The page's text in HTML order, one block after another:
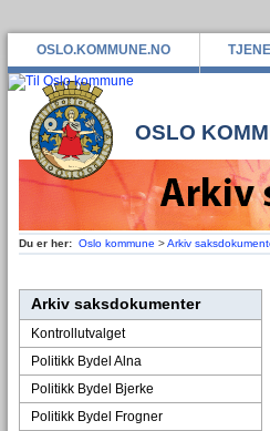
OSLO.KOMMUNE.NO
OSLO
Du er her: Oslo kommune >Arkiv
Arkiv saksdokumenter
Kontrollutvalget
Politikk Bydel Alna
Politikk Bydel Bjerke
Politikk Bydel Frogner